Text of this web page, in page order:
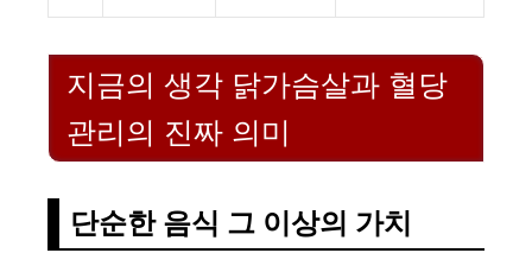
지금의 생각 닭가슴살과 혈당
관리의 진짜 의미
단순한 음식 그 이상의 가치